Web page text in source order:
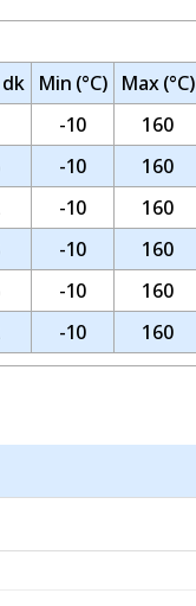
Min (°C) Max (°C)
-10 160
-10 160
-10 160
-10 160
-10 160
-10 160